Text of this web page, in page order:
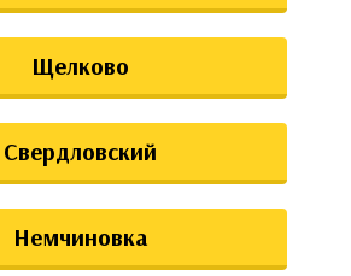
Щелково
Свердловский
Немчиновка